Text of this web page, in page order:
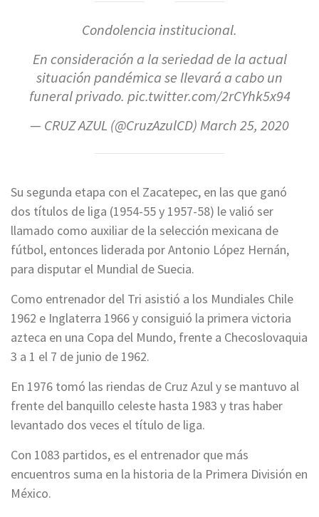
Condolencia institucional.
En consideración a la seriedad de la actual
situación pandémica se llevará a cabo un
funeral privado. pic.twitter.com/2rCYhk5x94
— CRUZ AZUL (@CruzAzulCD)March 25, 2020
Su segunda etapa con el Zacatepec, en las que ganó
dos títulos de liga (1954-55 y 1957-58) le valió ser
llamado como auxiliar de la selección mexicana de
fútbol, entonces liderada por Antonio López Hernán,
para disputar el Mundial de Suecia.
Como entrenador del Tri asistió a los Mundiales Chile
1962 e Inglaterra 1966 y consiguió la primera victoria
azteca en una Copa del Mundo, frente a Checoslovaquia
3 a 1 el 7 de junio de 1962.
En 1976 tomó las riendas de Cruz Azul y se mantuvo al
frente del banquillo celeste hasta 1983 y tras haber
levantado dos veces el título de liga.
Con 1083 partidos, es el entrenador que más
encuentros suma en la historia de la Primera División en
México.